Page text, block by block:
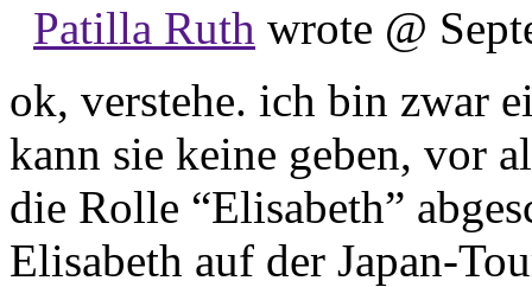
Patilla Ruth wrote @
ok, verstehe. ich bin zwar
kann sie keine geben, vor
die Rolle “Elisabeth”
Elisabeth auf der Japan-